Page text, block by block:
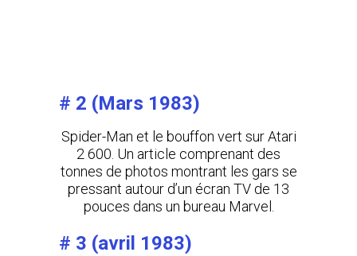
# 2 (Mars 1983)
Spider-Man et le bouffon vert sur Atari
2 600. Un article comprenant des
tonnes de photos montrant les gars se
pressant autour d’un écran TV de 13
pouces dans un bureau Marvel.
# 3 (avril 1983)